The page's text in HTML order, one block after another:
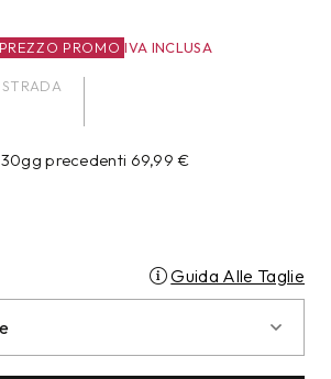
PREZZO PROMO IVA INCLUSA
precedenti 69,99€
Guida Alle Taglie